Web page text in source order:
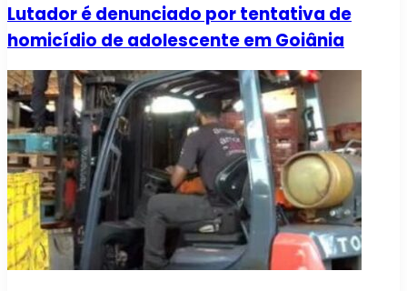
Lutador é denunciado por tentativa de
homicídio de adolescente em Goiânia